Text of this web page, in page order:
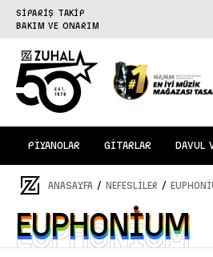
SİPARİŞ TAKİP
BAKIM VE ONARIM
PİYANOLAR GİTARLAR DAVUL
ANASAYFA / NEFESLİLER /
Euphonium
Euphonium